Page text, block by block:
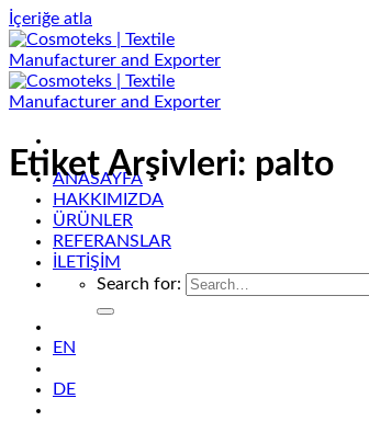
İçeriğe atla
ANASAYFA
HAKKIMIZDA
ÜRÜNLER
REFERANSLAR
İLETİŞİM
Search for:
EN
DE
Etiket Arşivleri: palto